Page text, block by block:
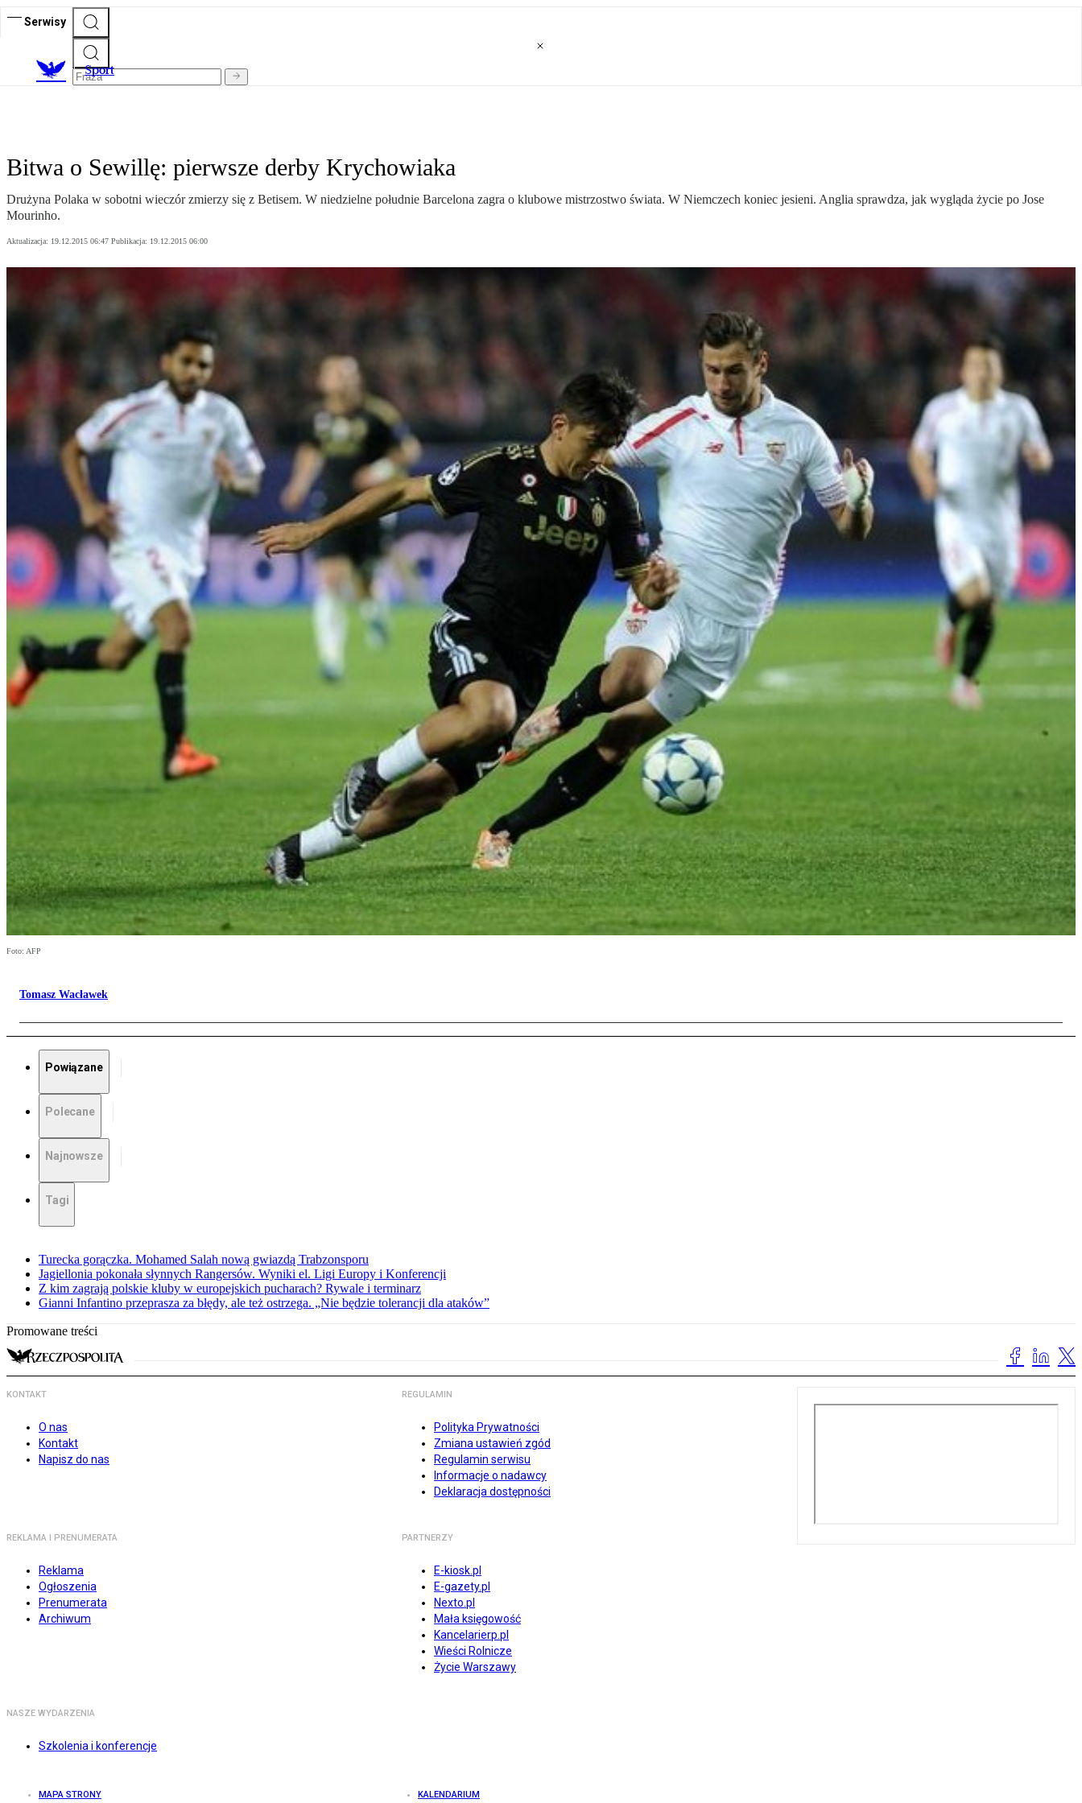
Serwisy
Sport
Bitwa o Sewillę: pierwsze derby Krychowiaka
Drużyna Polaka w sobotni wieczór zmierzy się z Betisem. W niedzielne południe Barcelona zagra o klubowe mistrzostwo świata. W Niemczech koniec jesieni. Anglia sprawdza, jak wygląda życie po Jose
Mourinho.
Aktualizacja: 19.12.2015 06:47 Publikacja: 19.12.2015 06:00
Foto: AFP
Tomasz Wacławek
Powiązane
Polecane
Najnowsze
Tagi
Turecka gorączka. Mohamed Salah nową gwiazdą Trabzonsporu
Jagiellonia pokonała słynnych Rangersów. Wyniki el. Ligi Europy i Konferencji
Z kim zagrają polskie kluby w europejskich pucharach? Rywale i terminarz
Gianni Infantino przeprasza za błędy, ale też ostrzega. „Nie będzie tolerancji dla ataków”
Promowane treści
KONTAKT
O nas
Kontakt
Napisz do nas
REGULAMIN
Polityka Prywatności
Zmiana ustawień zgód
Regulamin serwisu
Informacje o nadawcy
Deklaracja dostępności
REKLAMA I PRENUMERATA
Reklama
Ogłoszenia
Prenumerata
Archiwum
PARTNERZY
E-kiosk.pl
E-gazety.pl
Nexto.pl
Mała księgowość
Kancelarierp.pl
Wieści Rolnicze
Życie Warszawy
NASZE WYDARZENIA
Szkolenia i konferencje
MAPA STRONY KALENDARIUM